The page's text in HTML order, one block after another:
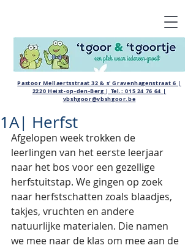
Pastoor Mellaertsstraat 32 & s' Gravenhagenstraat 6 |
2220 Heist-op-den-Berg | Tel.:015 24 76 64 |
vbshgoor@vbshgoor.be
1A| Herfst
Afgelopen week trokken de
leerlingen van het eerste leerjaar
naar het bos voor een gezellige
herfstuitstap. We gingen op zoek
naar herfstschatten zoals blaadjes,
takjes, vruchten en andere
natuurlijke materialen. Die namen
we mee naar de klas om mee aan de